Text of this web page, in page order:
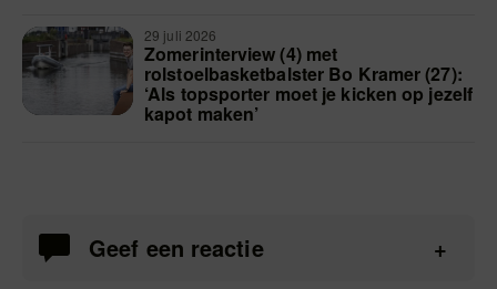
29 juli 2026
Zomerinterview (4) met
rolstoelbasketbalster Bo Kramer (27):
‘Als topsporter moet je kicken op jezelf
kapot maken’
Geef een reactie